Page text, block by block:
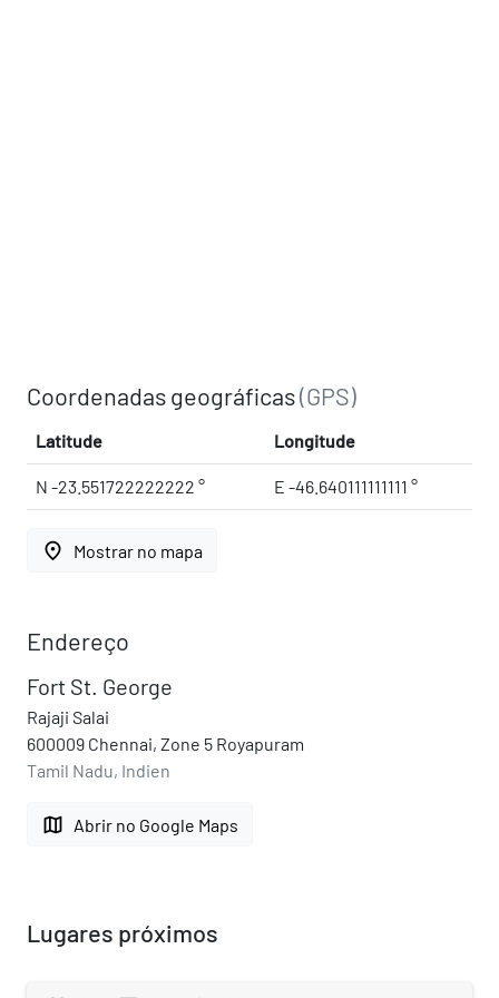
Coordenadas geográficas(GPS)
Latitude Longitude
N -23.551722222222 ° E -46.640111111111 °
place Mostrar no mapa
Endereço
Fort St. George
Rajaji Salai
600009 Chennai, Zone 5 Royapuram
Tamil Nadu, Indien
map Abrir no Google Maps
Lugares próximos